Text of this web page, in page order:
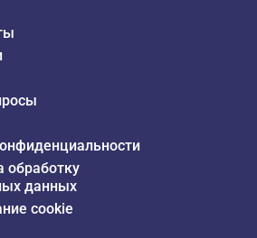
обработку
данных
cookie